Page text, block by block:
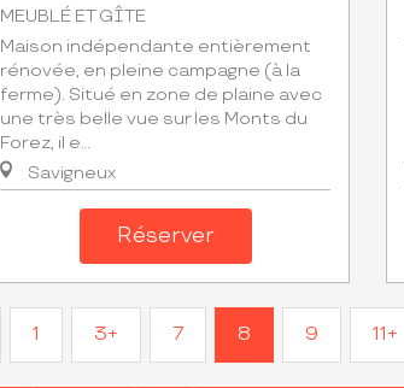
MEUBLÉ ET GÎTE
Maison indépendante entièrement
rénovée, en pleine campagne (à la
ferme). Situé en zone de plaine avec
une très belle vue sur les Monts du
Forez, il e...
Savigneux
Réserver
1 3+ 7 8 9 11+